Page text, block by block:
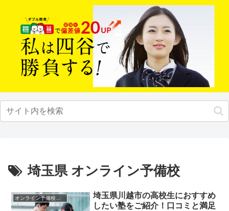
埼玉県 オンライン予備校
埼玉県川越市の高校生におすすめ
したい塾をご紹介！口コミと満足